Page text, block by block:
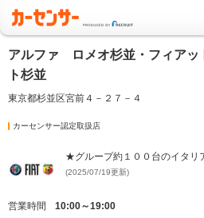
アルファ ロメオ杉並・フィアッ
ト杉並
東京都杉並区宮前４－２７－４
カーセンサー認定取扱店
★グループ約１００台のイタリ
(2025/07/19更新)
営業時間
10:00～19:00